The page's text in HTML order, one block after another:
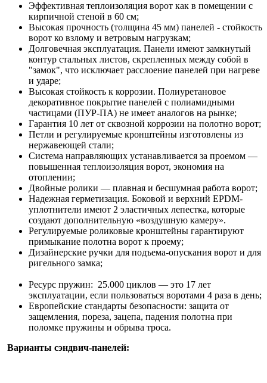
Эффективная теплоизоляция ворот как в помещении с
кирпичной стеной в 60 см;
Высокая прочность (толщина 45 мм) панелей - стойкость
ворот ко взлому и ветровым нагрузкам;
Долговечная эксплуатация. Панели имеют замкнутый
контур стальных листов, скрепленных между собой в
"замок", что исключает расслоение панелей при нагреве
и ударе;
Высокая стойкость к коррозии. Полиуретановое
декоративное покрытие панелей с полиамидными
частицами (ПУР-ПА) не имеет аналогов на рынке;
Гарантия 10 лет от сквозной коррозии на полотно ворот;
Петли и регулируемые кронштейны изготовлены из
нержавеющей стали;
Система направляющих устанавливается за проемом —
повышенная теплоизоляция ворот, экономия на
отоплении;
Двойные ролики — плавная и бесшумная работа ворот;
Надежная герметизация. Боковой и верхний EPDM-
уплотнители имеют 2 эластичных лепестка, которые
создают дополнительную «воздушную камеру».
Регулируемые роликовые кронштейны гарантируют
примыкание полотна ворот к проему;
Дизайнерские ручки для подъема-опускания ворот и для
ригельного замка;
Ресурс пружин: 25.000 циклов — это 17 лет
эксплуатации, если пользоваться воротами 4 раза в день;
Европейские стандарты безопасности: защита от
защемления, пореза, зацепа, падения полотна при
поломке пружины и обрыва троса.
Варианты сэндвич-панелей: